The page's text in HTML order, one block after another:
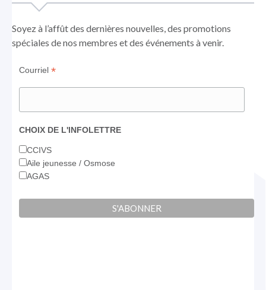
une
nouvelle
fenêtre
une
nouvelle
fenêtre
une
fenêtre
Soyez à l’affût des dernières nouvelles, des promotions
spéciales de nos membres et des événements à venir.
Courriel*
CHOIX DE L'INFOLETTRE
CCIVS
Aile jeunesse / Osmose
AGAS